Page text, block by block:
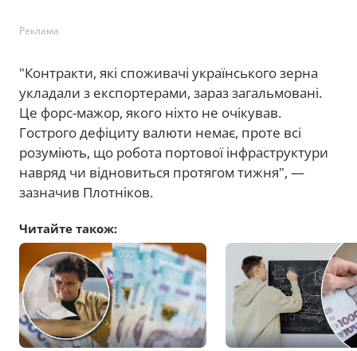
Реклама
"Контракти, які споживачі українського зерна
укладали з експортерами, зараз загальмовані.
Це форс-мажор, якого ніхто не очікував.
Гострого дефіциту валюти немає, проте всі
розуміють, що робота портової інфраструктури
навряд чи відновиться протягом тижня", —
зазначив Плотніков.
Читайте також: